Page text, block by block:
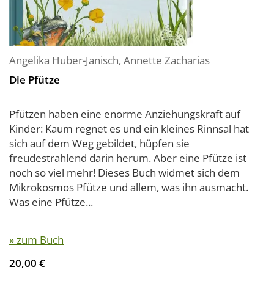
Angelika Huber-Janisch, Annette Zacharias
Die Pfütze
Pfützen haben eine enorme Anziehungskraft auf
Kinder: Kaum regnet es und ein kleines Rinnsal hat
sich auf dem Weg gebildet, hüpfen sie
freudestrahlend darin herum. Aber eine Pfütze ist
noch so viel mehr! Dieses Buch widmet sich dem
Mikrokosmos Pfütze und allem, was ihn ausmacht.
Was eine Pfütze...
» zum Buch
20,00 €